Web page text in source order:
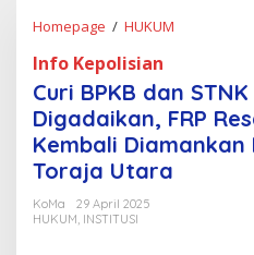
Homepage / HUKUM
i
B
P
K
Info Kepolisian
Curi BPKB dan
Digadaikan, FRP
Kembali Diamankan
Toraja Utara
KoMa
29 April 2025
HUKUM INSTITUSI